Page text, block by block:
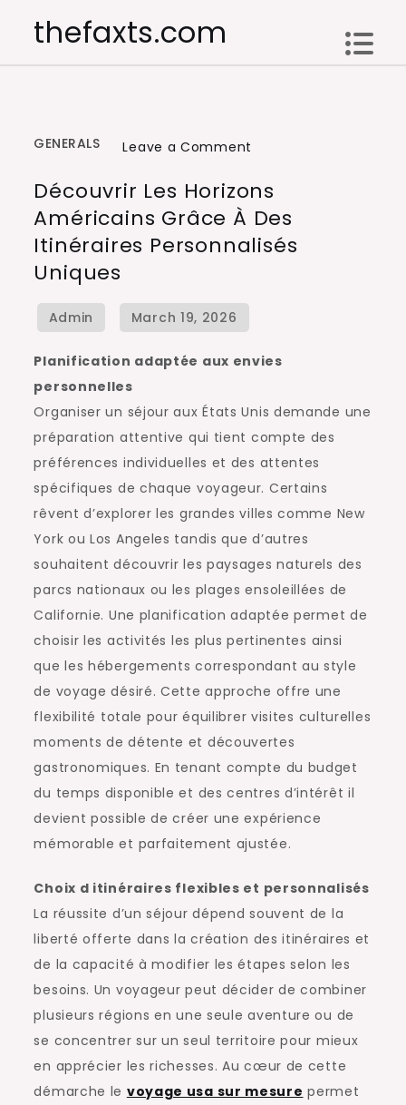
thefaxts.com
GENERALS Leave a Comment
les
horizons
américains
Découvrir Les Horizons
Américains Grâce À Des
Itinéraires Personnalisés
Uniques
Planification adaptée aux envies
personnelles
Organiser un séjour aux États Unis demande une
préparation attentive qui tient compte des
préférences individuelles et des attentes
spécifiques de chaque voyageur. Certains
rêvent d’explorer les grandes villes comme New
York ou Los Angeles tandis que d’autres
souhaitent découvrir les paysages naturels des
parcs nationaux ou les plages ensoleillées de
Californie. Une planification adaptée permet de
choisir les activités les plus pertinentes ainsi
que les hébergements correspondant au style
de voyage désiré. Cette approche offre une
flexibilité totale pour équilibrer visites culturelles
moments de détente et découvertes
gastronomiques. En tenant compte du budget
du temps disponible et des centres d’intérêt il
devient possible de créer une expérience
mémorable et parfaitement ajustée.
Choix d itinéraires flexibles et personnalisés
La réussite d’un séjour dépend souvent de la
liberté offerte dans la création des itinéraires et
de la capacité à modifier les étapes selon les
besoins. Un voyageur peut décider de combiner
plusieurs régions en une seule aventure ou de
se concentrer sur un seul territoire pour mieux
en apprécier les richesses. Au cœur de cette
démarche le voyage usa sur mesure permet